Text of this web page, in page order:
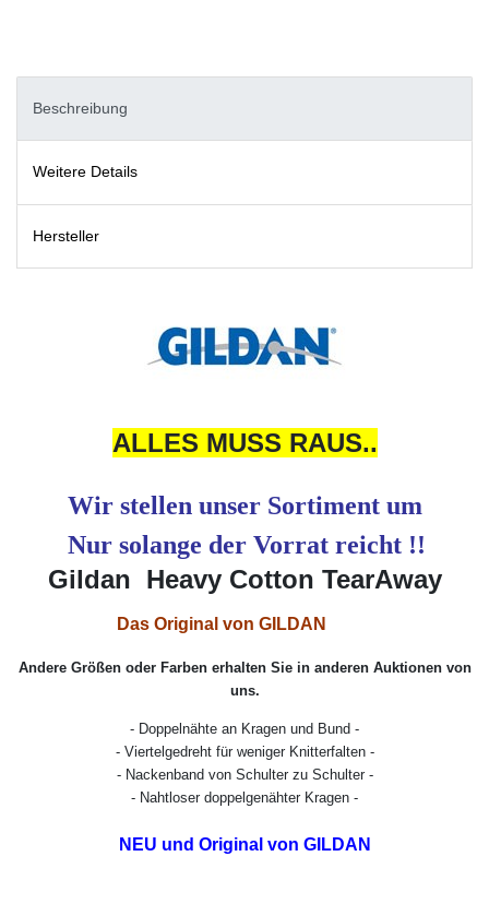
Beschreibung
Weitere Details
Hersteller
ALLES MUSS RAUS..
Wir stellen unser Sortiment um
Nur solange der Vorrat reicht !!
Gildan Heavy Cotton TearAway
Das Original von GILDAN
Andere Größen oder Farben erhalten Sie in anderen Auktionen von
uns.
- Doppelnähte an Kragen und Bund -
- Viertelgedreht für weniger Knitterfalten -
- Nackenband von Schulter zu Schulter -
- Nahtloser doppelgenähter Kragen -
NEU und Original von GILDAN